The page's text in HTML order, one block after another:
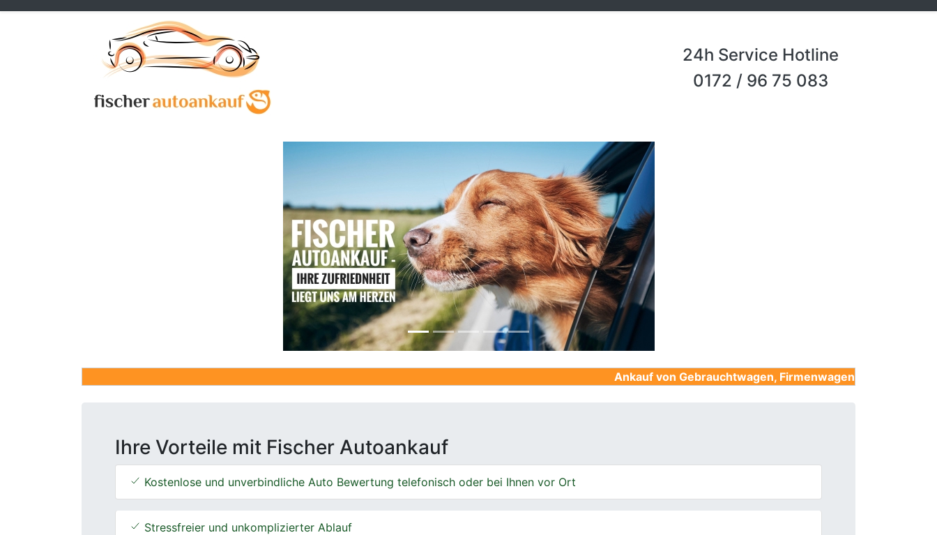
24h Service Hotline
0172 / 96 75 083
Ankauf von Gebrauchtwagen, Firmenwagen, Unfallwagen,
Ihre Vorteile mit Fischer Autoankauf
Kostenlose und unverbindliche Auto Bewertung telefonisch oder bei Ihnen vor Ort
Stressfreier und unkomplizierter Ablauf